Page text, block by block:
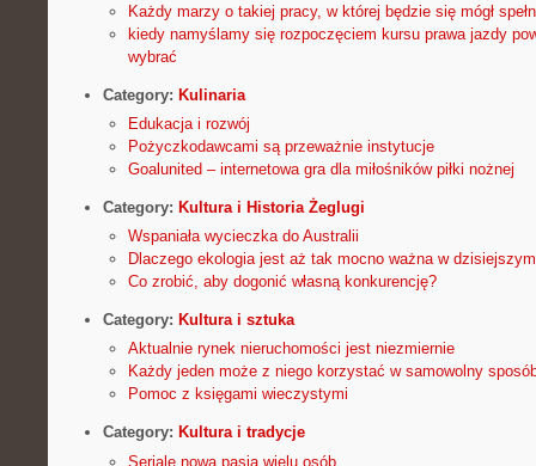
Każdy marzy o takiej pracy, w której będzie się mógł
kiedy namyślamy się rozpoczęciem kursu prawa jazdy
wybrać
Category: Kulinaria
Edukacja i rozwój
Pożyczkodawcami są przeważnie instytucje
Goalunited – internetowa gra dla miłośników piłki nożnej
Category: Kultura i Historia Żeglugi
Wspaniała wycieczka do Australii
Dlaczego ekologia jest aż tak mocno ważna w
Co zrobić, aby dogonić własną konkurencję?
Category: Kultura i sztuka
Aktualnie rynek nieruchomości jest niezmiernie
Każdy jeden może z niego korzystać w samowolny
Pomoc z księgami wieczystymi
Category: Kultura i tradycje
Seriale nową pasją wielu osób